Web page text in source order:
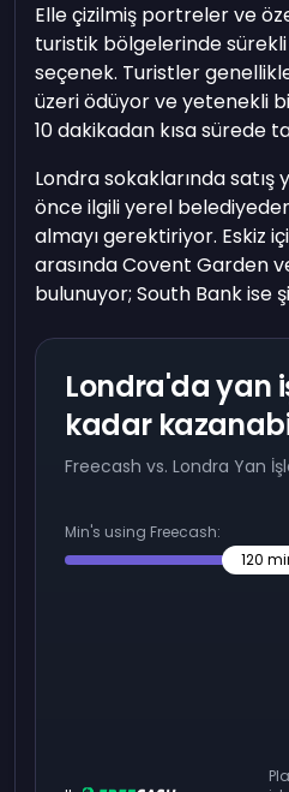
Elle çizilmiş portreler ve
turistik bölgelerinde
seçenek. Turistler
üzeri ödüyor ve yetenekli
10 dakikadan kısa sürede
Londra sokaklarında
önce ilgili yerel belediyeden
almayı gerektiriyor. Eskiz
arasında Covent Garden
bulunuyor; South Bank ise
Londra'da yan
kadar
Freecash vs. Londra Yan
Min's using Freecash:
120